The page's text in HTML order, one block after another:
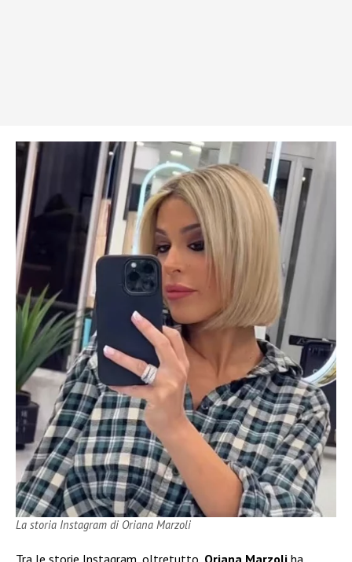
La storia Instagram di Oriana Marzoli
Tra le storie Instagram, oltretutto, Oriana Marzoli ha